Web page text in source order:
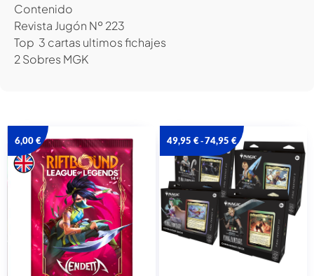
Contenido
Revista Jugón Nº 223
Top 3 cartas ultimos fichajes
2 Sobres MGK
6,00€ 49,95 €-74,95 €